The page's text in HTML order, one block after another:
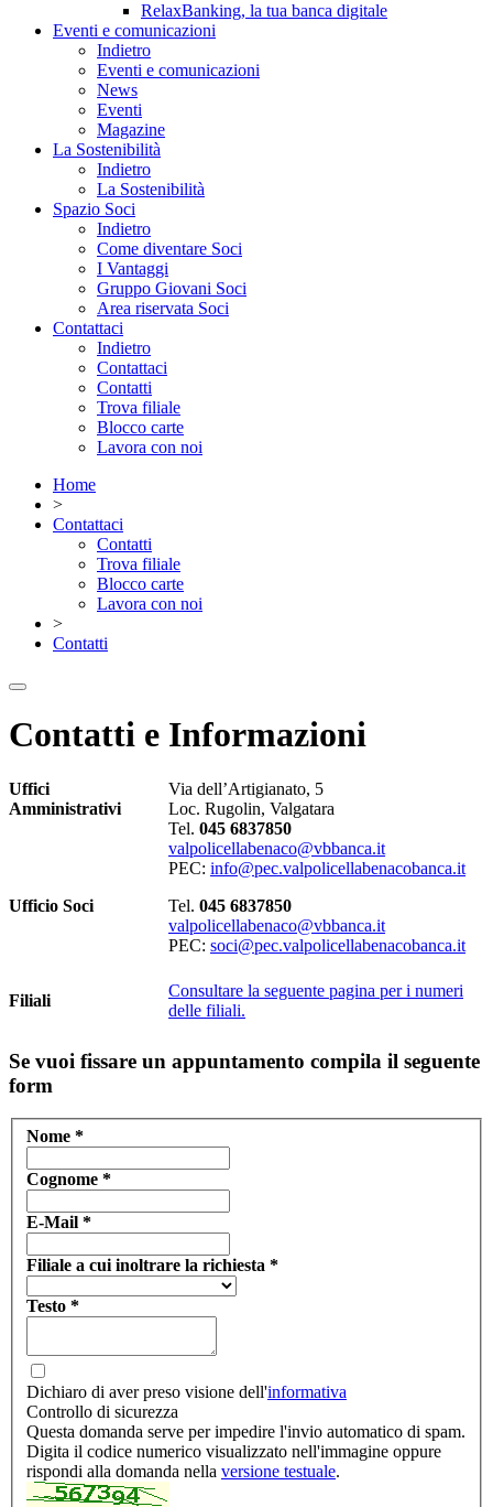
RelaxBanking, la tua banca digitale
Eventi e comunicazioni
Indietro
Eventi e comunicazioni
News
Eventi
Magazine
La Sostenibilità
Indietro
La Sostenibilità
Spazio Soci
Indietro
Come diventare Soci
I Vantaggi
Gruppo Giovani Soci
Area riservata Soci
Contattaci
Indietro
Contattaci
Contatti
Trova filiale
Blocco carte
Lavora con noi
Home
>
Contattaci
Contatti
Trova filiale
Blocco carte
Lavora con noi
>
Contatti
Contatti e Informazioni
Uffici
Amministrativi
Via dell’Artigianato, 5
Loc. Rugolin, Valgatara
Tel. 045 6837850
valpolicellabenaco@vbbanca.it
PEC: info@pec.valpolicellabenacobanca.it
Ufficio Soci
Tel. 045 6837850
valpolicellabenaco@vbbanca.it
PEC: soci@pec.valpolicellabenacobanca.it
Filiali
Consultare la seguente pagina per i numeri
delle filiali.
Se vuoi fissare un appuntamento compila il seguente
form
Nome *
Cognome *
E-Mail *
Filiale a cui inoltrare la richiesta *
Testo *
Dichiaro di aver preso visione dell'informativa
Controllo di sicurezza
Questa domanda serve per impedire l'invio automatico di spam.
Digita il codice numerico visualizzato nell'immagine oppure
rispondi alla domanda nella versione testuale.